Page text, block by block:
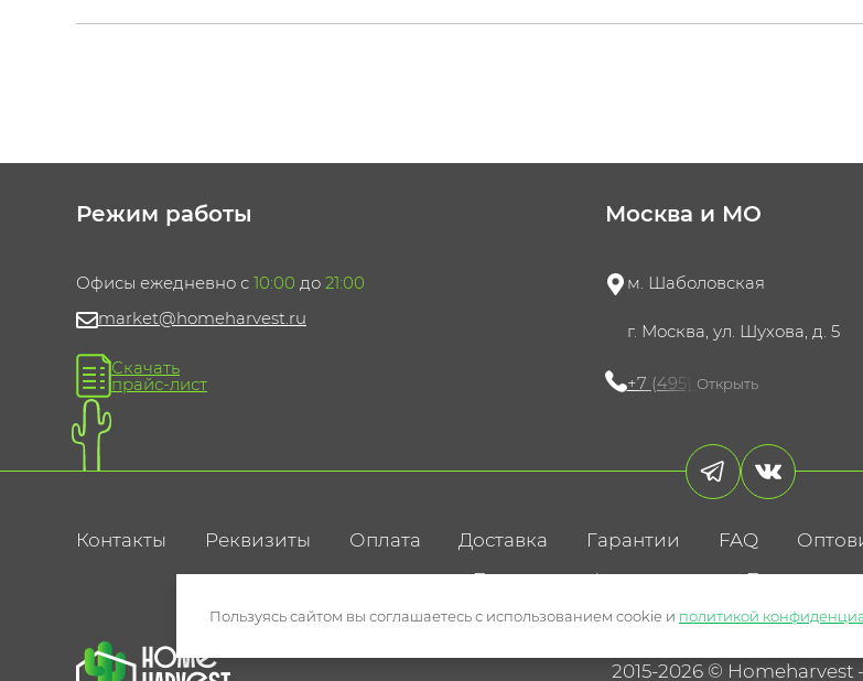
Режим работы
Офисы ежедневно с 10:00 до 21:00
market@homeharvest.ru
Скачать
прайс-лист
Москва и МО
м. Шаболовская
г. Москва, ул. Шухова, д. 5
+7 (495) 721-60-15
Открыть
Контакты Реквизиты Оплата Доставка Гарантии FAQ
Политика конфиденциальности
2015-2026 © Homeharvest
Пользуясь сайтом вы соглашаетесь с использованием cookie и политикой